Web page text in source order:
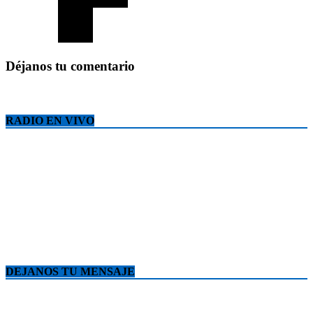
Déjanos tu comentario
RADIO EN VIVO
DEJANOS TU MENSAJE